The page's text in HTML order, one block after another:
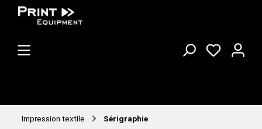
Impression textile Sérigraphie